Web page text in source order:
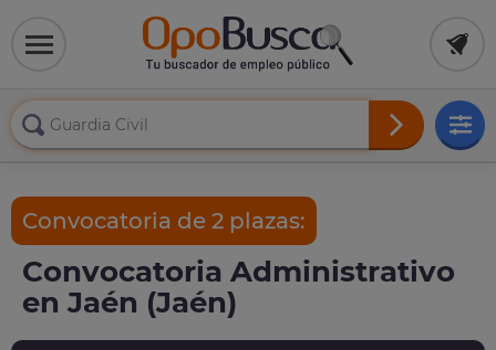
Convocatoria de 2 plazas:
Convocatoria Administrativo
en Jaén (Jaén)